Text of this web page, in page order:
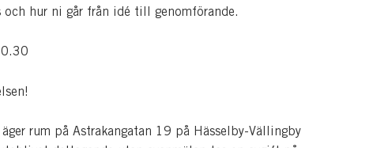
och hur ni går från idé till genomförande.
rum på Astrakangatan 19 på Hässelby-Vällingby